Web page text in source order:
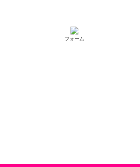
フォーム